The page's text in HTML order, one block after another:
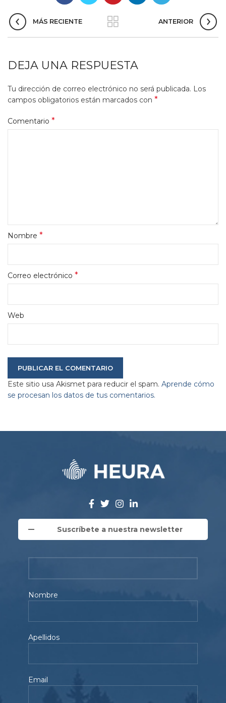
MÁS RECIENTE ANTERIOR
DEJA UNA RESPUESTA
Tu dirección de correo electrónico no será publicada. Los
campos obligatorios están marcados con *
Comentario *
Nombre *
Correo electrónico *
Web
Este sitio usa Akismet para reducir el spam. Aprende cómo
se procesan los datos de tus comentarios.
Suscríbete a nuestra newsletter
Nombre
Apellidos
Email